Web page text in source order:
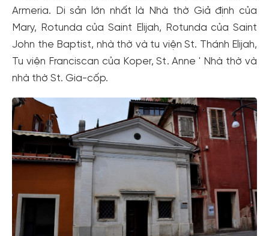
Armeria. Di sản lớn nhất là Nhà thờ Giả định của
Mary, Rotunda của Saint Elijah, Rotunda của Saint
John the Baptist, nhà thờ và tu viện St. Thánh Elijah,
Tu viện Franciscan của Koper, St. Anne ' Nhà thờ và
nhà thờ St. Gia-cốp.
Tạo tài khoản nhanh - nhận nhiều ưu
Tạo tài khoản để có thể nhận ngay các ưu đãihấp dẫn
dành cho thành viên đến từ các đối tác của Gody.vn dành
cho cộng đồng.
Đăng ký
Hoặc đăng nhập bằng
Đăng nhập Facebook
Đăng nhập Google